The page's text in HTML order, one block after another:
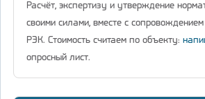
Расчёт, экспертизу и утверждение
своими силами, вместе с
РЭК. Стоимость считаем по объекту:
опросный лист.